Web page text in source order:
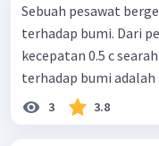
Sebuah pesawat
terhadap bumi. Dari
kecepatan 0.5 c
terhadap bumi adalah
3 3.8